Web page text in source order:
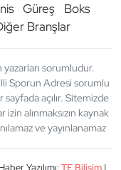
Güreş
Boks
Branşlar
sorumludur.
Sporun Adresi sorumlu
açılır. Sitemizde
alınmaksızın kaynak
ve yayınlanamaz